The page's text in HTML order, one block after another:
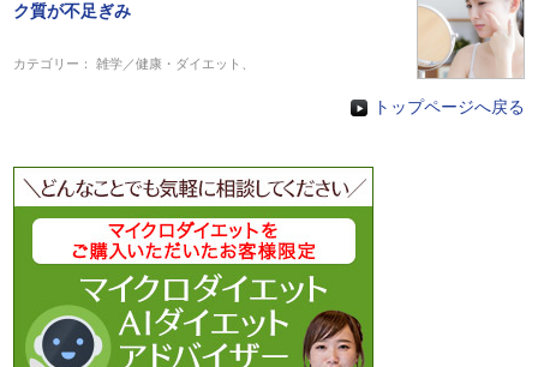
ク質が不足ぎみ
カテゴリー：雑学／健康・ダイエット
トップページへ戻る